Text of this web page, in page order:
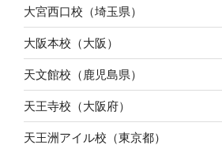
大宮西口校（埼玉県）
大阪本校（大阪）
天文館校（鹿児島県）
天王寺校（大阪府）
天王洲アイル校（東京都）